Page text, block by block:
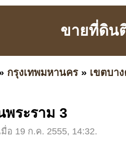
ขายที่ดิน
กรุงเทพมหานคร » เขตบา
ระราม 3
อ 19 ก.ค. 2555, 14:32.